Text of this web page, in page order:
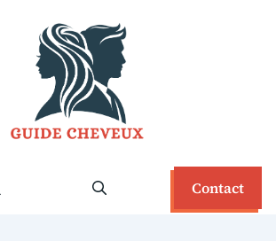
Contact